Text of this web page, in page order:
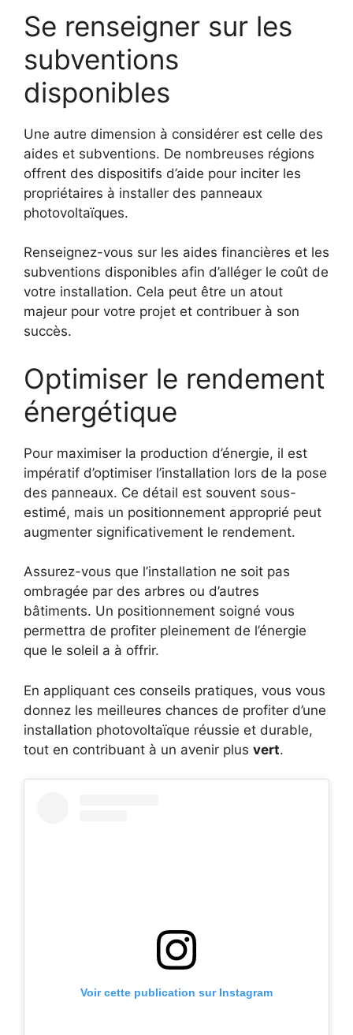
Se renseigner sur les
subventions
disponibles
Une autre dimension à considérer est celle des
aides et subventions. De nombreuses régions
offrent des dispositifs d’aide pour inciter les
propriétaires à installer des panneaux
photovoltaïques.
Renseignez-vous sur les aides financières et les
subventions disponibles afin d’alléger le coût de
votre installation. Cela peut être un atout
majeur pour votre projet et contribuer à son
succès.
Optimiser le rendement
énergétique
Pour maximiser la production d’énergie, il est
impératif d’optimiser l’installation lors de la pose
des panneaux. Ce détail est souvent sous-
estimé, mais un positionnement approprié peut
augmenter significativement le rendement.
Assurez-vous que l’installation ne soit pas
ombragée par des arbres ou d’autres
bâtiments. Un positionnement soigné vous
permettra de profiter pleinement de l’énergie
que le soleil a à offrir.
En appliquant ces conseils pratiques, vous vous
donnez les meilleures chances de profiter d’une
installation photovoltaïque réussie et durable,
tout en contribuant à un avenir plus vert.
Voir cette publication sur Instagram